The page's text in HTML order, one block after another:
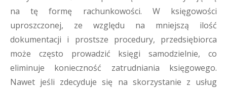
na tę formę rachunkowości. W księgowości
uproszczonej, ze względu na mniejszą ilość
dokumentacji i prostsze procedury, przedsiębiorca
może często prowadzić księgi samodzielnie, co
eliminuje konieczność zatrudniania księgowego.
Nawet jeśli zdecyduje się na skorzystanie z usług